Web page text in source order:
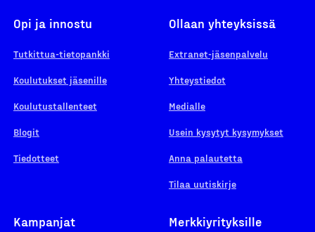
Opi ja innostu
Tutkittua-tietopankki
Koulutukset jäsenille
Koulutustallenteet
Blogit
Tiedotteet
Ollaan yhteyksissä
Extranet-jäsenpalvelu
Yhteystiedot
Medialle
Usein kysytyt kysymykset
Anna palautetta
Tilaa uutiskirje
Kampanjat Merkkiyrityksille